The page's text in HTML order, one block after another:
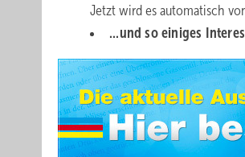
Jetzt wird es automatisch
...und so einiges